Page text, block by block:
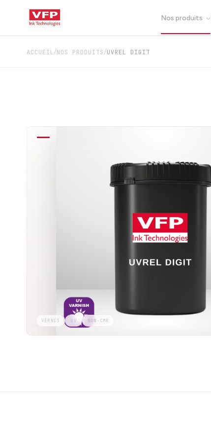
Nos produits
ACCUEIL/NOS PRODUITS/UVREL DIGIT
VERNIS UV NON-CMR